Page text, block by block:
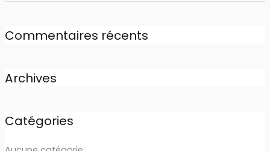
Commentaires récents
Archives
Catégories